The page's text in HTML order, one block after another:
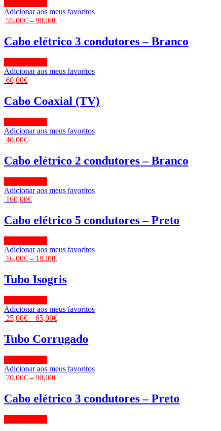
Adicionar aos meus favoritos
55,00€ – 90,00€
Cabo elétrico 3 condutores – Branco
Adicionar aos meus favoritos
60,00€
Cabo Coaxial (TV)
Adicionar aos meus favoritos
40,00€
Cabo elétrico 2 condutores – Branco
Adicionar aos meus favoritos
160,00€
Cabo elétrico 5 condutores – Preto
Adicionar aos meus favoritos
16,00€ – 18,00€
Tubo Isogris
Adicionar aos meus favoritos
25,00€ – 65,00€
Tubo Corrugado
Adicionar aos meus favoritos
70,00€ – 90,00€
Cabo elétrico 3 condutores – Preto